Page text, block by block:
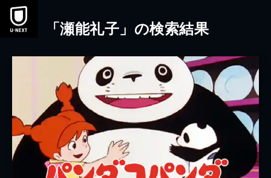
本文へスキップ
「瀬能礼子」の検索結果